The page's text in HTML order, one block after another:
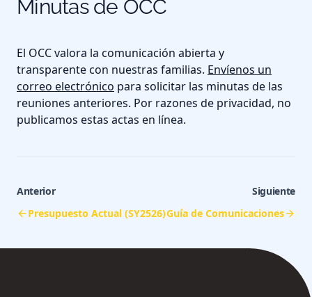
Minutas de OCC
El OCC valora la comunicación abierta y
transparente con nuestras familias. Envíenos un
correo electrónico para solicitar las minutas de las
reuniones anteriores. Por razones de privacidad, no
publicamos estas actas en línea.
Anterior
Presupuesto Actual (SY2526)
Siguiente
Guía de Comunicaciones